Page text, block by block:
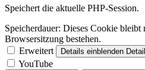
Speichert die aktuelle PHP-Session.
Speicherdauer: Dieses Cookie bleibt
Browsersitzung bestehen.
Erweitert
Details einblenden
YouTube